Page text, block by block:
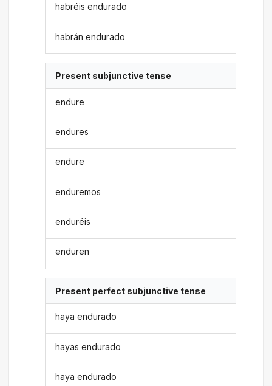
habréis endurado
habrán endurado
Present subjunctive tense
endure
endures
endure
enduremos
enduréis
enduren
Present perfect subjunctive tense
haya endurado
hayas endurado
haya endurado